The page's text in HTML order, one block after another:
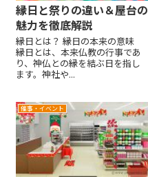
縁日と祭りの違い＆屋台の
魅力を徹底解説
縁日とは？ 縁日の本来の意味
縁日とは、本来仏教の行事であ
り、神仏との縁を結ぶ日を指し
ます。神社や...
催事・イベント